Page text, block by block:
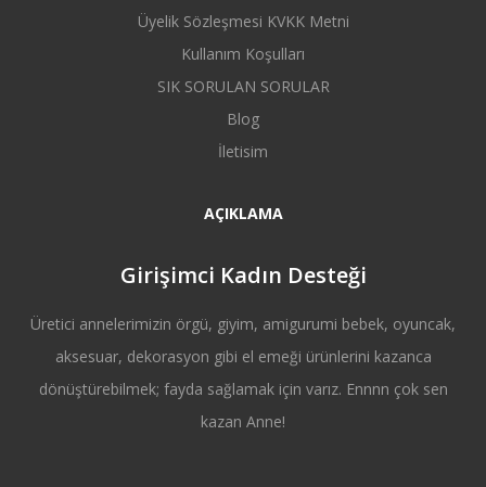
Üyelik Sözleşmesi KVKK Metni
Kullanım Koşulları
SIK SORULAN SORULAR
Blog
İletisim
AÇIKLAMA
Girişimci Kadın Desteği
Üretici annelerimizin örgü, giyim, amigurumi bebek, oyuncak,
aksesuar, dekorasyon gibi el emeği ürünlerini kazanca
dönüştürebilmek; fayda sağlamak için varız. Ennnn çok sen
kazan Anne!